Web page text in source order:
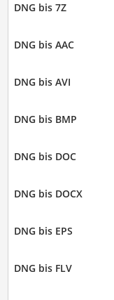
DNG bis 7Z
DNG bis AAC
DNG bis AVI
DNG bis BMP
DNG bis DOC
DNG bis DOCX
DNG bis EPS
DNG bis FLV